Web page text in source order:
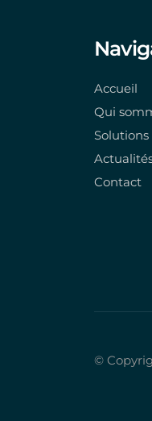
Accueil
Qui
Contact
©